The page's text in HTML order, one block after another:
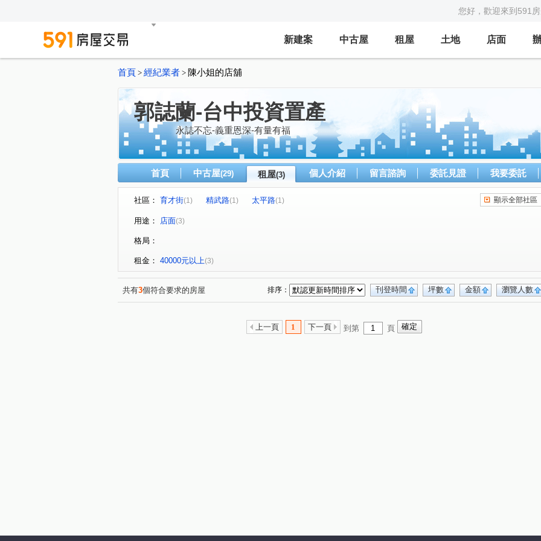
您好，歡迎來到591
新建案 中古屋 租屋 土地 店面
首頁 > 經紀業者 > 陳小姐的店舖
郭誌蘭-台中投資置產
永誌不忘-義重恩深-有量有福
首頁 中古屋(29) 租屋(3) 個人介紹 留言諮詢 委託見證 我要委託
社區： 育才街(1) 精武路(1) 太平路(1) 顯示全部社區
用途： 店面(3)
格局：
租金： 40000元以上(3)
共有3個符合要求的房屋 瀏覽人數
金額
坪數
刊登時間
排序：
上一頁 1 下一頁 到第 頁